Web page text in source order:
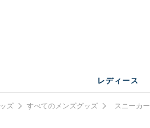
レディース
ズ すべてのメンズグッズ スニーカー